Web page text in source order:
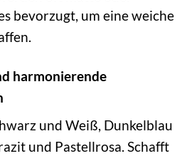
bevorzugt, um eine weiche
harmonierende
und Weiß, Dunkelblau
und Pastellrosa. Schafft